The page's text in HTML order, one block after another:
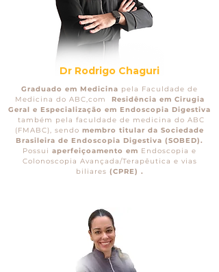
Dr Rodrigo Chaguri
Graduado em Medicina pela Faculdade de
Medicina do ABC,com
Residência em Cirugia
Geral e Especialização em Endoscopia Digestiva
também pela faculdade de medicina do ABC
(FMABC), sendo membro titular da Sociedade
Brasileira de Endoscopia Digestiva (SOBED).
Possui aperfeiçoamento em Endoscopia e
Colonoscopia Avançada/Terapêutica e vias
biliares (CPRE) .